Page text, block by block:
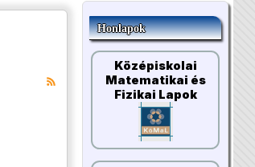
Honlapok
Középiskolai
Matematikai és
Fizikai Lapok